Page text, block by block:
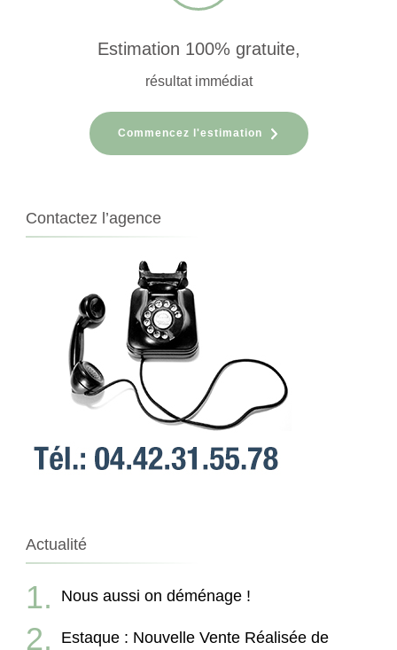
Estimation 100% gratuite,
résultat immédiat
Commencez l'estimation
Contactez l’agence
Actualité
Nous aussi on déménage !
Estaque : Nouvelle Vente Réalisée de